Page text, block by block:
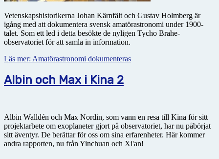
Vetenskapshistorikerna Johan Kärnfält och Gustav Holmberg är
igång med att dokumentera svensk amatörastronomi under 1900-
talet. Som ett led i detta besökte de nyligen Tycho Brahe-
observatoriet för att samla in information.
Läs mer: Amatörastronomi dokumenteras
Albin och Max i Kina 2
Albin Walldén och Max Nordin, som vann en resa till Kina för sitt
projektarbete om exoplaneter gjort på observatoriet, har nu påbörjat
sitt äventyr. De berättar för oss om sina erfarenheter. Här kommer
andra rapporten, nu från Yinchuan och Xi'an!